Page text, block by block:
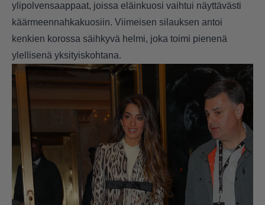
ylipolvensaappaat, joissa eläinkuosi vaihtui näyttävästi
käärmeennahkakuosiin. Viimeisen silauksen antoi
kenkien korossa säihkyvä helmi, joka toimi pienenä
ylellisenä yksityiskohtana.